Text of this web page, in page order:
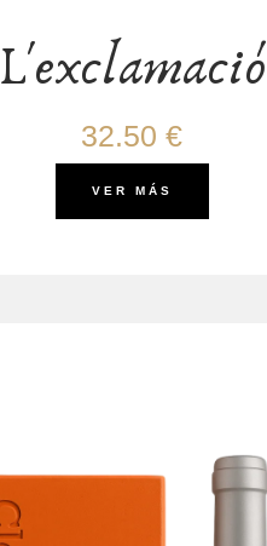
L'exclamació
32.50 €
VER MÁS